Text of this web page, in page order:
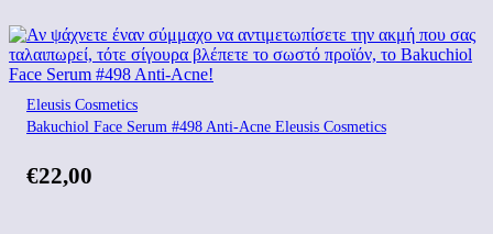
Eleusis Cosmetics
Bakuchiol Face Serum #498 Anti-Acne Eleusis Cosmetics
€22,00